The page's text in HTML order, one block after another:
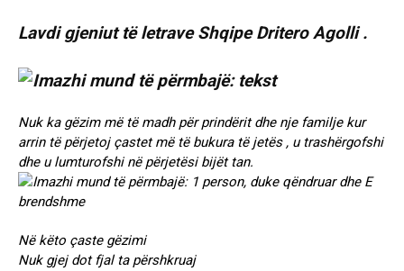
Lavdi gjeniut të letrave Shqipe Dritero Agolli .
Nuk ka gëzim më të madh për prindërit dhe nje familje kur
arrin të përjetoj çastet më të bukura të jetës , u trashërgofshi
dhe u lumturofshi në përjetësi bijët tan.
Në këto çaste gëzimi
Nuk gjej dot fjal ta përshkruaj